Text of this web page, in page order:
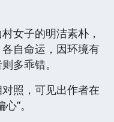
女子的明洁素朴，
自命运，因环境有
多乖错。
照，可见出作者在
”。